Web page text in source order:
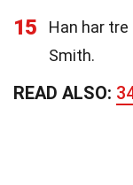
15
Han har
Smith.
READ ALSO: